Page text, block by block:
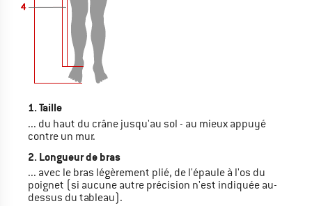
1. Taille
... du haut du crâne jusqu'au sol - au mieux appuyé
contre un mur.
2. Longueur de bras
... avec le bras légèrement plié, de l'épaule à l'os du
poignet (si aucune autre précision n'est indiquée au-
dessus du tableau).